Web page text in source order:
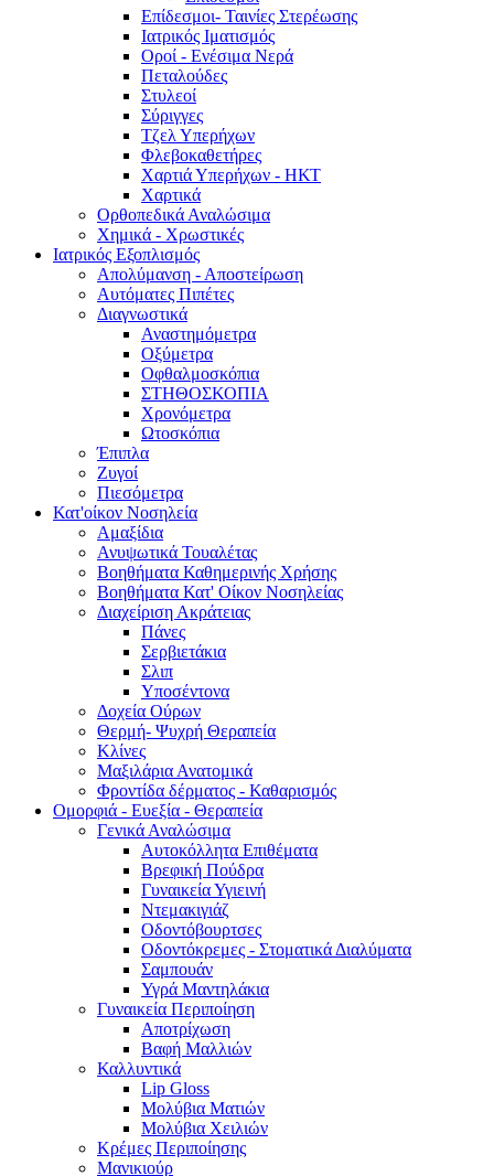
Επίδεσμοι- Ταινίες Στερέωσης
Ιατρικός Ιματισμός
Οροί - Ενέσιμα Νερά
Πεταλούδες
Στυλεοί
Σύριγγες
Τζελ Υπερήχων
Φλεβοκαθετήρες
Χαρτιά Υπερήχων - ΗΚΤ
Χαρτικά
Ορθοπεδικά Αναλώσιμα
Χημικά - Χρωστικές
Ιατρικός Εξοπλισμός
Απολύμανση - Αποστείρωση
Αυτόματες Πιπέτες
Διαγνωστικά
Αναστημόμετρα
Οξύμετρα
Οφθαλμοσκόπια
ΣΤΗΘΟΣΚΟΠΙΑ
Χρονόμετρα
Ωτοσκόπια
Έπιπλα
Ζυγοί
Πιεσόμετρα
Κατ'οίκον Νοσηλεία
Αμαξίδια
Ανυψωτικά Τουαλέτας
Βοηθήματα Καθημερινής Χρήσης
Βοηθήματα Κατ' Οίκον Νοσηλείας
Διαχείριση Ακράτειας
Πάνες
Σερβιετάκια
Σλιπ
Υποσέντονα
Δοχεία Ούρων
Θερμή- Ψυχρή Θεραπεία
Κλίνες
Μαξιλάρια Ανατομικά
Φροντίδα δέρματος - Καθαρισμός
Ομορφιά - Ευεξία - Θεραπεία
Γενικά Αναλώσιμα
Αυτοκόλλητα Επιθέματα
Βρεφική Πούδρα
Γυναικεία Υγιεινή
Ντεμακιγιάζ
Οδοντόβουρτσες
Οδοντόκρεμες - Στοματικά Διαλύματα
Σαμπουάν
Υγρά Μαντηλάκια
Γυναικεία Περιποίηση
Αποτρίχωση
Βαφή Μαλλιών
Καλλυντικά
Lip Gloss
Μολύβια Ματιών
Μολύβια Χειλιών
Κρέμες Περιποίησης
Μανικιούρ